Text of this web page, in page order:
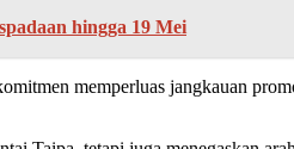
hingga 19 Mei
memperluas jangkauan